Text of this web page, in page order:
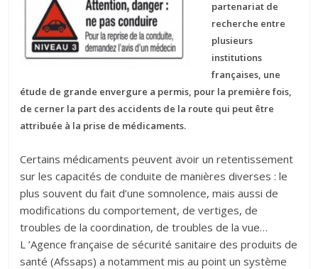
partenariat de
recherche entre
plusieurs
institutions
françaises, une
étude de grande envergure a permis, pour la première fois,
de cerner la part des accidents de la route qui peut être
attribuée à la prise de médicaments.
Certains médicaments peuvent avoir un retentissement
sur les capacités de conduite de manières diverses : le
plus souvent du fait d’une somnolence, mais aussi de
modifications du comportement, de vertiges, de
troubles de la coordination, de troubles de la vue…
L ’Agence française de sécurité sanitaire des produits de
santé (Afssaps) a notamment mis au point un système